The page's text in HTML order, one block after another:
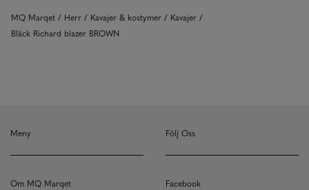
MQ Marqet Herr Kavajer & kostymer
Kavajer
Bläck Richard blazer BROWN
Meny
Om MQ Marqet
Följ Oss
Facebook